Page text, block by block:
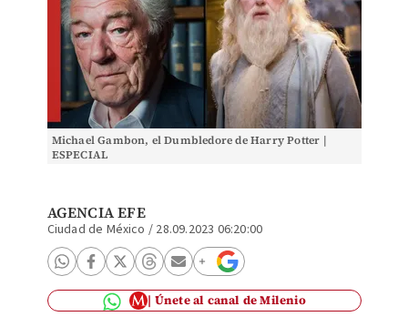
Michael Gambon, el Dumbledore de Harry Potter |
ESPECIAL
AGENCIA EFE
Ciudad de México / 28.09.2023 06:20:00
Únete al canal de Milenio